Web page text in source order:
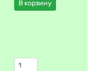
В корзину